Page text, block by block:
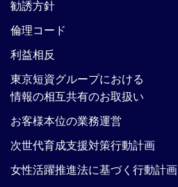
勧誘方針
倫理コード
利益相反
東京短資グループにおける
情報の相互共有のお取扱い
お客様本位の業務運営
次世代育成支援対策行動計画
女性活躍推進法に基づく行動計画